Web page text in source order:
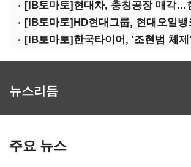
뉴스리듬
주요 뉴스